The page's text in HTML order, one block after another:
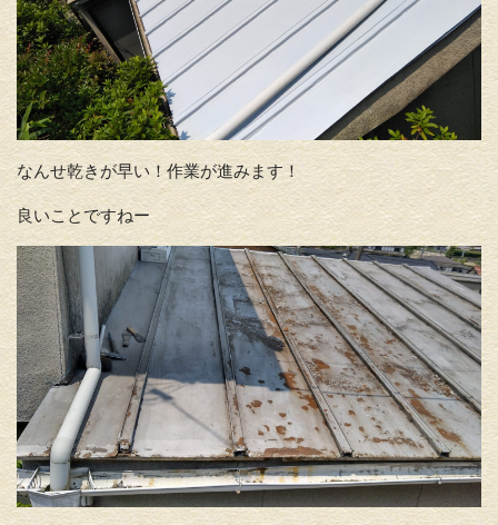
なんせ乾きが早い！作業が進みます！
良いことですねー